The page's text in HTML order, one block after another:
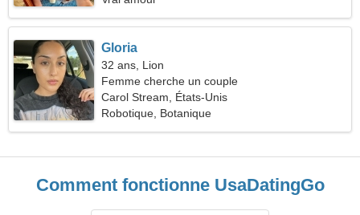
Gloria
32 ans, Lion
Femme cherche un couple
Carol Stream, États-Unis
Robotique, Botanique
Comment fonctionne UsaDatingGo